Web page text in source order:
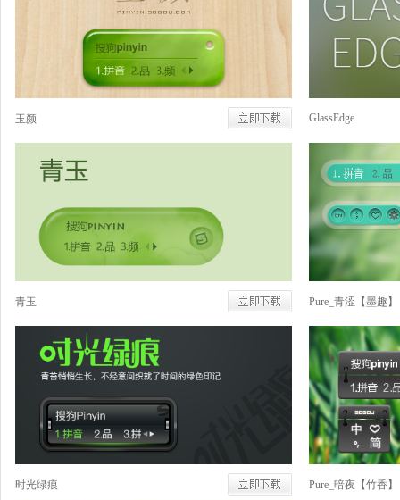
玉颜 GlassEdge
青玉 Pure_青涩【墨趣】
时光绿痕 Pure_暗夜【竹香】